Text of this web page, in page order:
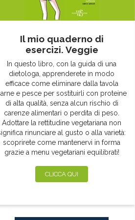
Il mio quaderno di
esercizi. Veggie
In questo libro, con la guida di una
dietologa, apprenderete in modo
efficace come eliminare dalla tavola
e pesce per sostituirli con proteine
di alta qualità, senza alcun rischio di
carenze alimentari o perdita di peso.
Adottare la rettitudine vegetariana non
rinunciare al gusto o alla varietà:
scoprirete come mantenervi in forma
grazie a menu vegetariani equilibrati!
CLICCA QUI